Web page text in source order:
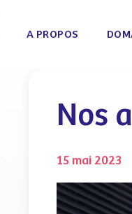
A PROPOS
Nos
15 mai 2023